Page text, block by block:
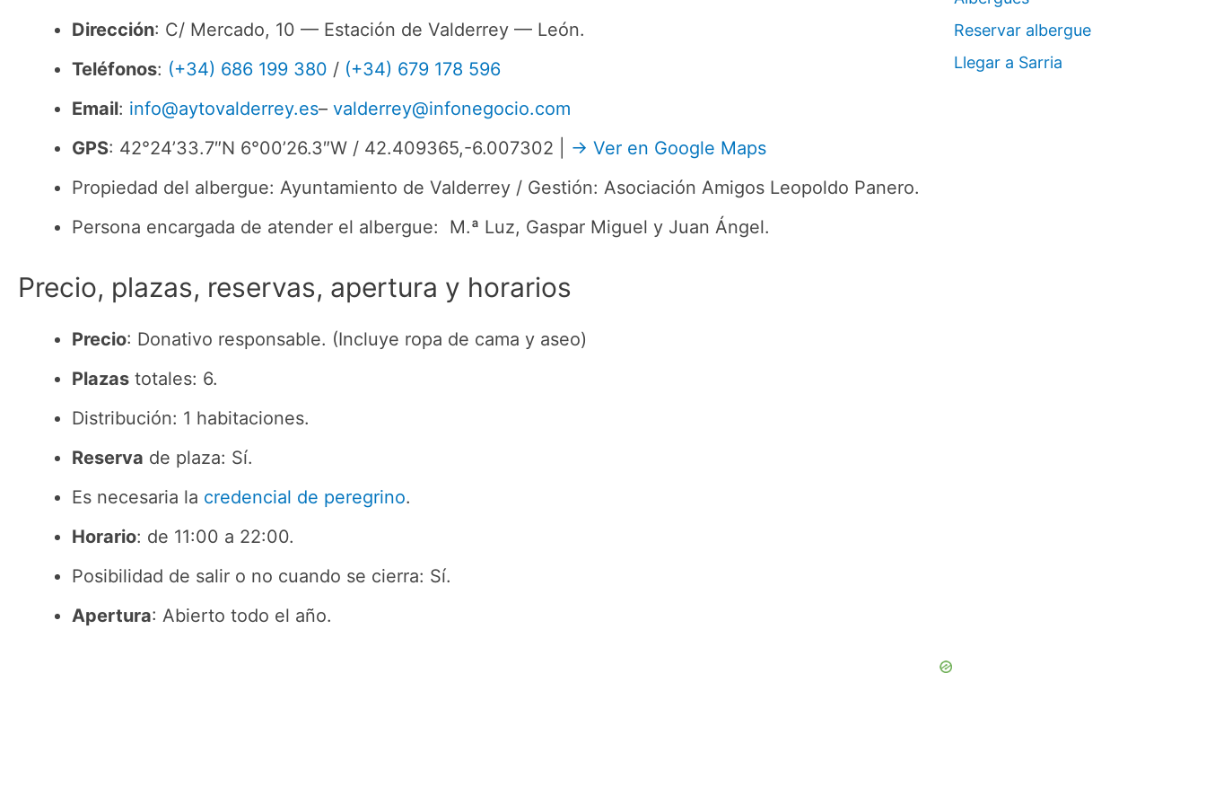
Dirección: C/ Mercado, 10 — Estación de Valderrey — León.
Teléfonos: (+34) 686 199 380 / (+34) 679 178 596
Email: info@aytovalderrey.es– valderrey@infonegocio.com
GPS: 42°24’33.7″N 6°00’26.3″W / 42.409365,-6.007302 | → Ver en Google Maps
Propiedad del albergue: Ayuntamiento de Valderrey / Gestión: Asociación Amigos Leopoldo Panero.
Persona encargada de atender el albergue: M.ª Luz, Gaspar Miguel y Juan Ángel.
Precio, plazas, reservas, apertura y horarios
Precio: Donativo responsable. (Incluye ropa de cama y aseo)
Plazas totales: 6.
Distribución: 1 habitaciones.
Reserva de plaza: Sí.
Es necesaria la credencial de peregrino.
Horario: de 11:00 a 22:00.
Posibilidad de salir o no cuando se cierra: Sí.
Apertura: Abierto todo el año.
Reservar albergue
Llegar a Sarria